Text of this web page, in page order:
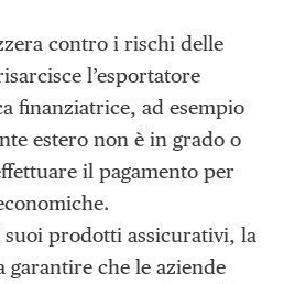
contro i rischi delle
l’esportatore
finanziatrice, ad esempio
estero non è in grado o
il pagamento per
prodotti assicurativi, la
garantire che le aziende